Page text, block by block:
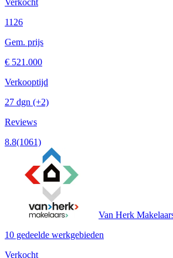
Verkocht
1126
Gem. prijs
€ 521.000
Verkooptijd
27 dgn (+2)
Reviews
8.8(1061)
Van Herk
10 gedeelde werkgebieden
Verkocht